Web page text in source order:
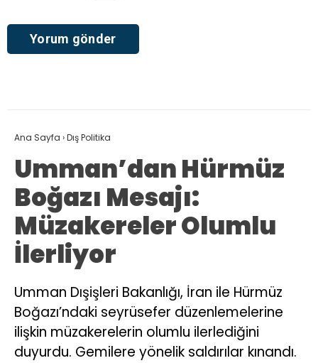
Ana Sayfa ›Dış Politika
Umman’dan Hürmüz
Boğazı Mesajı:
Müzakereler Olumlu
İlerliyor
Umman Dışişleri Bakanlığı, İran ile Hürmüz
Boğazı’ndaki seyrüsefer düzenlemelerine
ilişkin müzakerelerin olumlu ilerlediğini
duyurdu. Gemilere yönelik saldırılar kınandı.